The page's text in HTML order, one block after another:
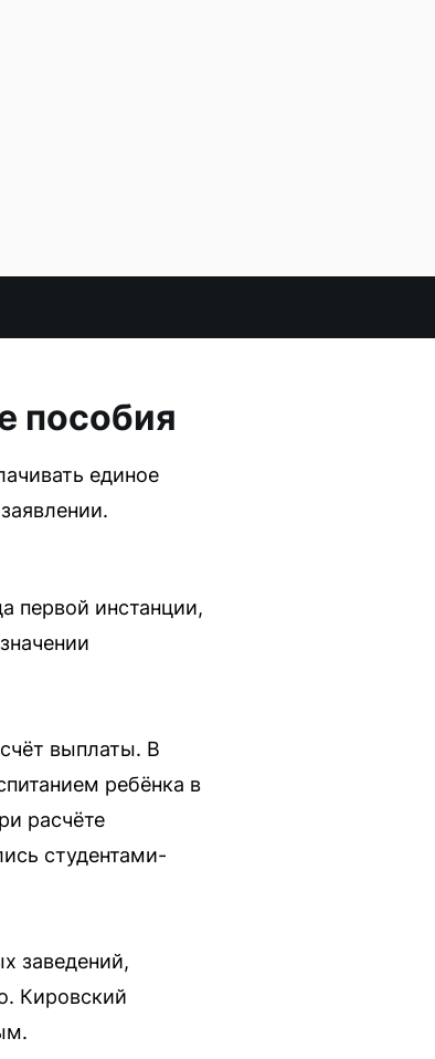
пособия
единое
первой инстанции,
выплаты. В
ребёнка в
расчёте
студентами-
заведений,
Кировский